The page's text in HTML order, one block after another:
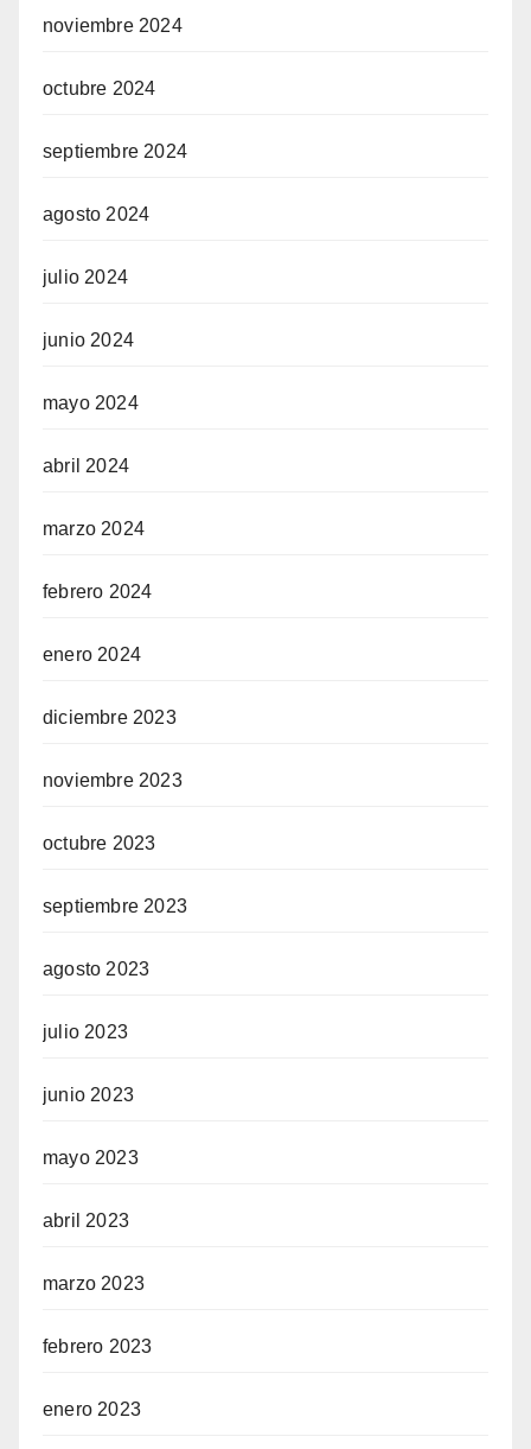
noviembre 2024
octubre 2024
septiembre 2024
agosto 2024
julio 2024
junio 2024
mayo 2024
abril 2024
marzo 2024
febrero 2024
enero 2024
diciembre 2023
noviembre 2023
octubre 2023
septiembre 2023
agosto 2023
julio 2023
junio 2023
mayo 2023
abril 2023
marzo 2023
febrero 2023
enero 2023